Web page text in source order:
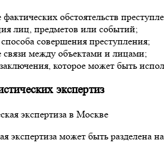
обстоятельств
лиц, предметов или событий;
совершения преступления;
связи между объектами и лицами;
которое может быть
экспертиз
экспертиза может быть разделена